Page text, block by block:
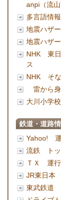
anpi（流山
多言語情
地震ハザ
地震ハザ
NHK 東日
ス
NHK そな
雷から身
大川小学
鉄道・道路
Yahoo!
流鉄 トッ
ＴＸ 運行
JR東日本
東武鉄道